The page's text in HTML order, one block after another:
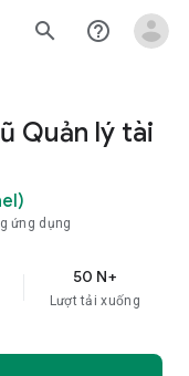
search help_outline
Quản lý tài
ứng dụng
50 N+
Lượt tải xuống